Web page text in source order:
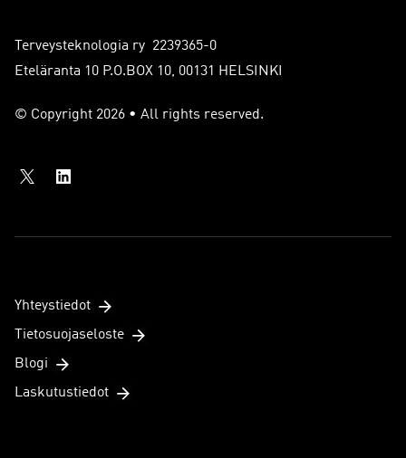
Terveysteknologia ry 2239365-0
Eteläranta 10 P.O.BOX 10, 00131 HELSINKI
© Copyright 2026 • All rights reserved.
Yhteystiedot
Tietosuojaseloste
Blogi
Laskutustiedot